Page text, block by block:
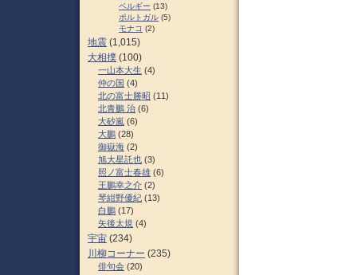
ベルギー (13)
ポルトガル (5)
モナコ (2)
地震 (1,015)
大相撲 (100)
一山本大生 (4)
仲の国 (4)
北の富士勝昭 (11)
北青鵬 治 (6)
大砂嵐 (6)
大鵬 (28)
御嶽海 (2)
旭大星託也 (3)
照ノ富士春雄 (6)
王鵬幸之介 (2)
琴紺野優紀 (13)
白鵬 (17)
矢後太規 (4)
宇宙 (234)
川柳コーナー (235)
俳句会 (20)